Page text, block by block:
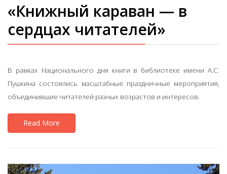
«Книжный караван — в
сердцах читателей»
В рамках Национального дня книги в библиотеке имени А.С.
Пушкина состоялись масштабные праздничные мероприятия,
объединившие читателей разных возрастов и интересов.
Read More